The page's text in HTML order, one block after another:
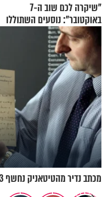
"שיקרה לכם שוב ה-7
באוקטובר": נוסעים השתוללו
בטיסה לפרנקפורט ונעצרו
לאחר שתקפו שוטרים
מכתב נדיר מהטיטאניק נחשף 113 שנים אחרי האסון